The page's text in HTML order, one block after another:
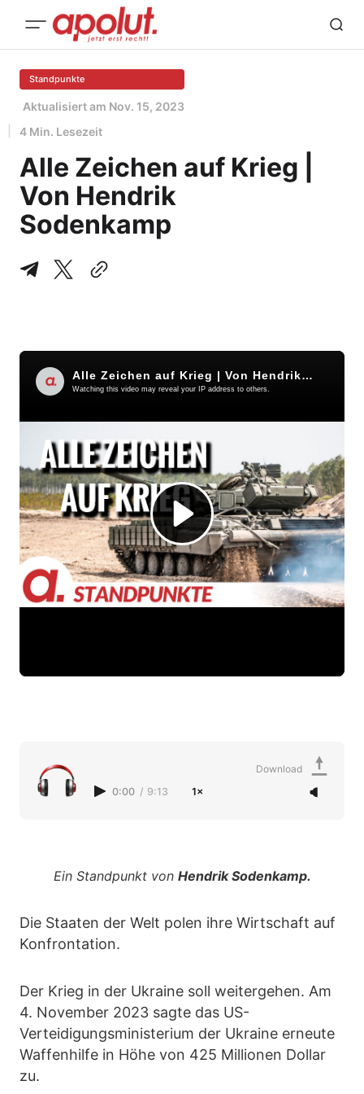
Standpunkte
Aktualisiert am Nov. 15, 2023
4 Min. Lesezeit
Alle Zeichen auf Krieg |
Von Hendrik
Sodenkamp
0:00 / 9:13 1×
Download
Ein Standpunkt von Hendrik Sodenkamp.
Die Staaten der Welt polen ihre Wirtschaft auf
Konfrontation.
Der Krieg in der Ukraine soll weitergehen. Am
4. November 2023 sagte das US-
Verteidigungsministerium der Ukraine erneute
Waffenhilfe in Höhe von 425 Millionen Dollar
zu.